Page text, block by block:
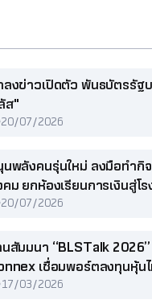
ลงข่าวเปิดตัว พันธบัตรรัฐ
ส"
20/07/2026
นพลังคนรุ่นใหม่ ลงมือทำกิ
ม ยกห้องเรียนการเงินสู่โ
ประถม
20/07/2026
สัมมนา “BLSTalk
เชื่อมพอร์ตลงทุนหุ้น
เทศ และกองทุนรวม
17/03/2026